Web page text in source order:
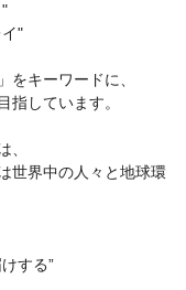
"
をキーワードに、
指しています。
、
世界中の人々と地球環
する”